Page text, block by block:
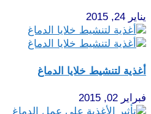
يناير 24, 2015
أغذية لتنشيط خلايا الدماغ
فبراير 02, 2015